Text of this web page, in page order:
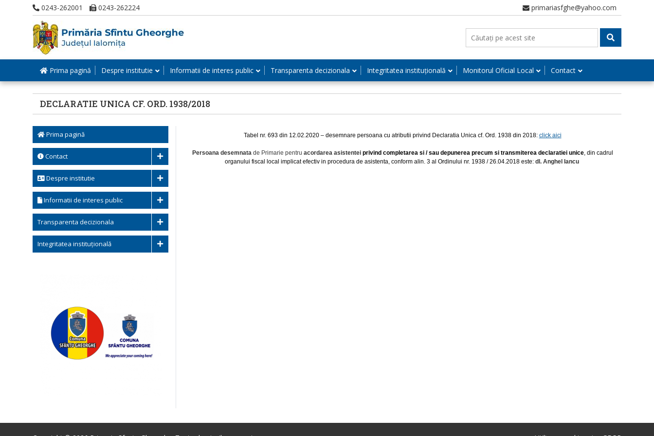
0243-262001 0243-262224 primariasfghe@yahoo.com
Prima pagină Despre institutie Informatii de interes public Transparenta decizionala Integritatea instituțională Monitorul Oficial Local Contact
DECLARATIE UNICA CF. ORD. 1938/2018
Prima pagină
Contact
Despre institutie
Informatii de interes public
Transparenta decizionala
Integritatea instituțională
Tabel nr. 693 din 12.02.2020 – desemnare persoana cu atributii privind Declaratia Unica cf. Ord. 1938 din 2018: click aici
Persoana desemnatade Primarie pentru acordarea asistentei privind completarea si / sau depunerea precum si transmiterea declaratiei unice, din cadrul
organului fiscal local implicat efectiv in procedura de asistenta, conform alin. 3 al Ordinului nr. 1938 / 26.04.2018 este: dl. Anghel Iancu